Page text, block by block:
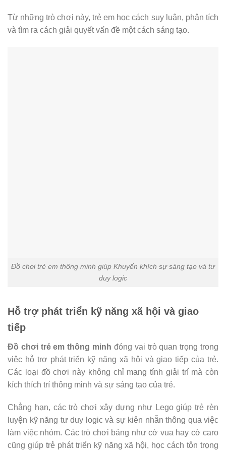
Từ những trò chơi này, trẻ em học cách suy luận, phân tích
và tìm ra cách giải quyết vấn đề một cách sáng tạo.
Đồ chơi trẻ em thông minh giúp Khuyến khích sự sáng tạo và tư
duy logic
Hỗ trợ phát triển kỹ năng xã hội và giao
tiếp
Đồ chơi trẻ em thông minh đóng vai trò quan trọng trong
việc hỗ trợ phát triển kỹ năng xã hội và giao tiếp của trẻ.
Các loại đồ chơi này không chỉ mang tính giải trí mà còn
kích thích trí thông minh và sự sáng tạo của trẻ.
Chẳng hạn, các trò chơi xây dựng như Lego giúp trẻ rèn
luyện kỹ năng tư duy logic và sự kiên nhẫn thông qua việc
làm việc nhóm. Các trò chơi bảng như cờ vua hay cờ caro
cũng giúp trẻ phát triển kỹ năng xã hội, học cách tôn trọng